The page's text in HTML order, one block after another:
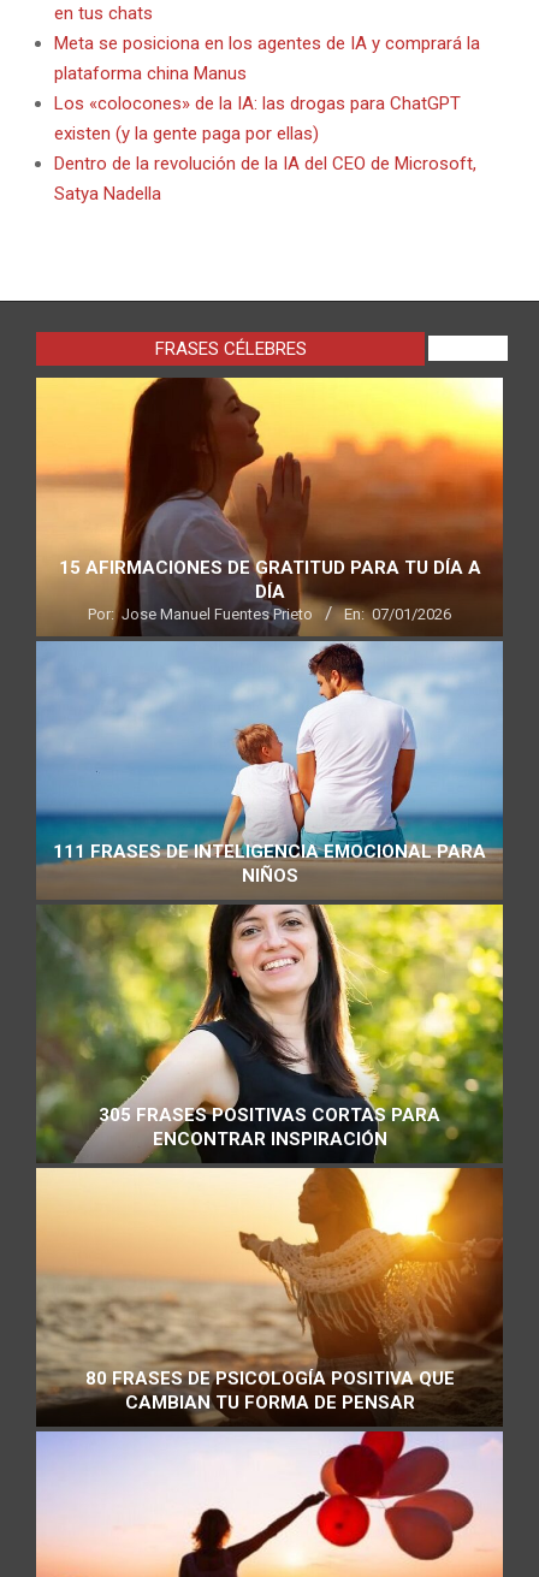
en tus chats
Meta se posiciona en los agentes de IA y comprará la
plataforma china Manus
Los «colocones» de la IA: las drogas para ChatGPT
existen (y la gente paga por ellas)
Dentro de la revolución de la IA del CEO de Microsoft,
Satya Nadella
FRASES CÉLEBRES
15 AFIRMACIONES DE GRATITUD PARA TU DÍA A
DÍA
Por: Jose Manuel Fuentes Prieto En: 07/01/2026
111 FRASES DE INTELIGENCIA EMOCIONAL PARA
NIÑOS
305 FRASES POSITIVAS CORTAS PARA
ENCONTRAR INSPIRACIÓN
80 FRASES DE PSICOLOGÍA POSITIVA QUE
CAMBIAN TU FORMA DE PENSAR